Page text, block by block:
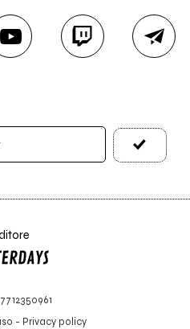
- Privacy policy